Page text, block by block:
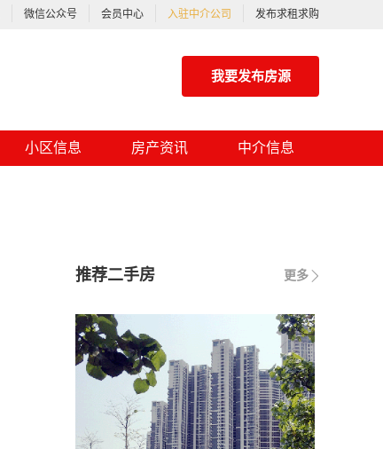
微信公众号 会员中心 入驻中介公司 发布求租求购
我要发布房源
小区信息 房产资讯 中介信息
更多
推荐二手房